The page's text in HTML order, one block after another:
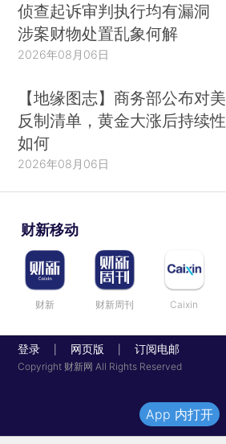
侦查起诉审判执行均有漏洞
涉案财物处置乱象何解
2026年08月06日
【地缘图志】商务部公布对美
反制清单，黄金大涨后持续性
如何
2026年08月06日
财新移动
财新 财新周刊 Caixin
登录 网页版 订阅电邮
Copyright 财新网 All Rights Reserved
App 内打开